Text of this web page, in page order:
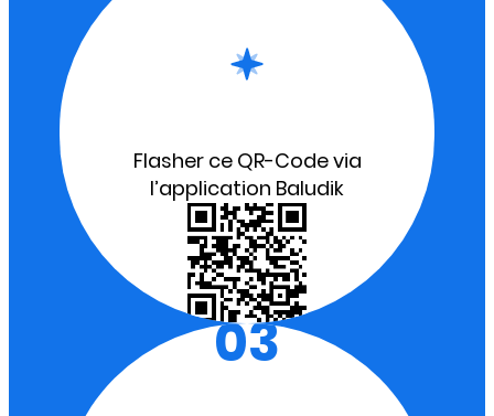
Flasher ce QR-Code via
l’application Baludik
03